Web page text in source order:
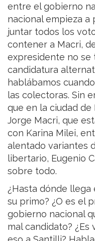
entre el gobierno
nacional empieza
juntar todos los
contener a Macri,
expresidente no se
candidatura
hablábamos
las colectoras. Sin
que en la ciudad de
Jorge Macri, que
con Karina Milei,
alentado variantes
libertario, Eugenio
sobre todo.
¿Hasta dónde
su primo? ¿O es el
gobierno nacional
mal candidato?